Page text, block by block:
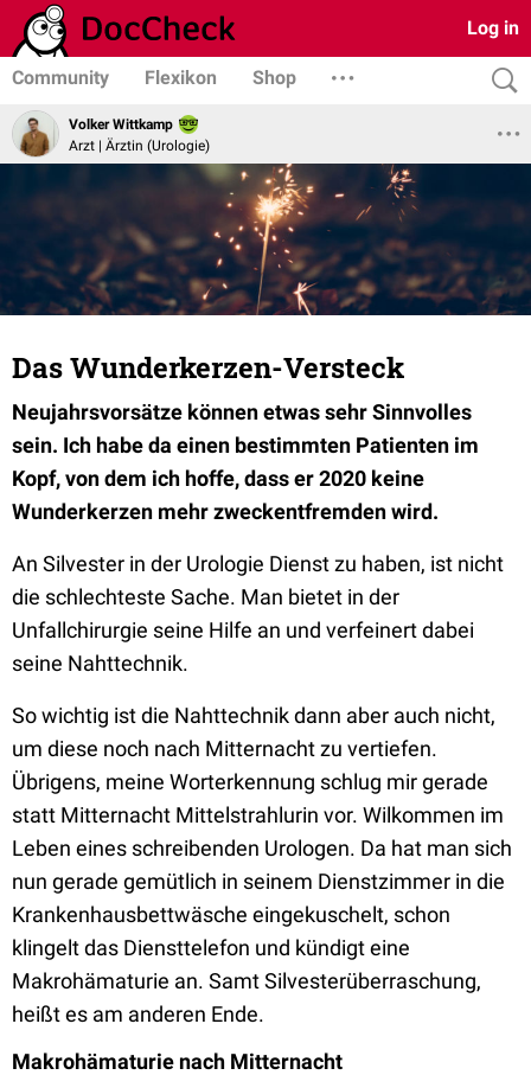
Log in
Community Flexikon Shop
Volker Wittkamp
Arzt | Ärztin (Urologie)
Das Wunderkerzen-Versteck
Neujahrsvorsätze können etwas sehr Sinnvolles
sein. Ich habe da einen bestimmten Patienten im
Kopf, von dem ich hoffe, dass er 2020 keine
Wunderkerzen mehr zweckentfremden wird.
An Silvester in der Urologie Dienst zu haben, ist nicht
die schlechteste Sache. Man bietet in der
Unfallchirurgie seine Hilfe an und verfeinert dabei
seine Nahttechnik.
So wichtig ist die Nahttechnik dann aber auch nicht,
um diese noch nach Mitternacht zu vertiefen.
Übrigens, meine Worterkennung schlug mir gerade
statt Mitternacht Mittelstrahlurin vor. Wilkommen im
Leben eines schreibenden Urologen. Da hat man sich
nun gerade gemütlich in seinem Dienstzimmer in die
Krankenhausbettwäsche eingekuschelt, schon
klingelt das Diensttelefon und kündigt eine
Makrohämaturie an. Samt Silvesterüberraschung,
heißt es am anderen Ende.
Makrohämaturie nach Mitternacht